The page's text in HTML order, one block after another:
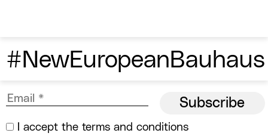
#NewEuropeanBauhaus
I accept the terms and conditions